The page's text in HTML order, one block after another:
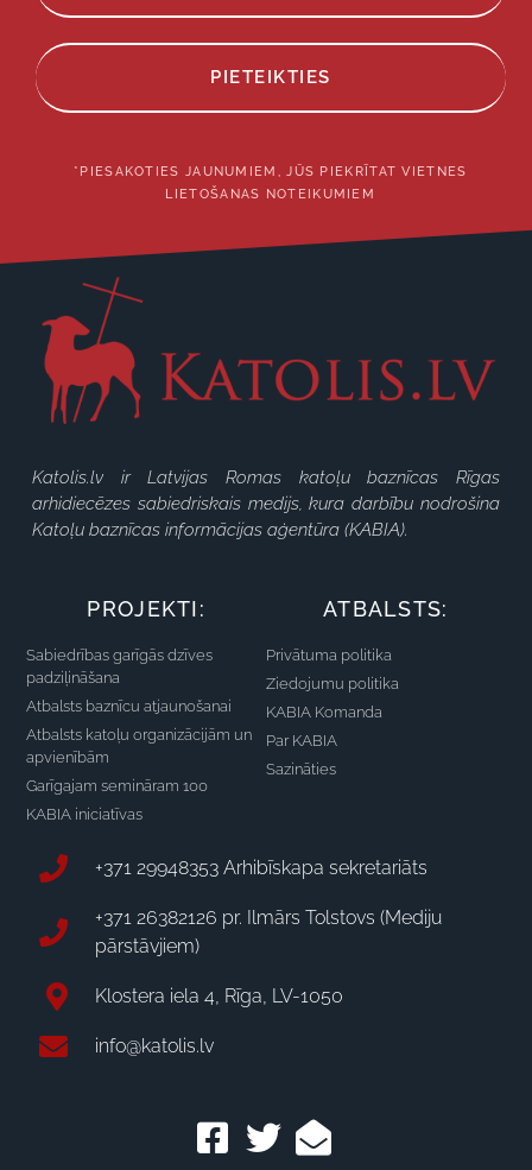
PIETEIKTIES
*PIESAKOTIES JAUNUMIEM, JŪS PIEKRĪTAT VIETNES
LIETOŠANAS NOTEIKUMIEM
Katolis.lv ir Latvijas Romas katoļu baznīcas Rīgas
arhidiecēzes sabiedriskais medijs, kura darbību nodrošina
Katoļu baznīcas informācijas aģentūra (KABIA).
PROJEKTI:
Sabiedrības garīgās dzīves
padziļināšana
Atbalsts baznīcu atjaunošanai
Atbalsts katoļu organizācijām un
apvienībām
Garīgajam semināram 100
KABIA iniciatīvas
ATBALSTS:
Privātuma politika
Ziedojumu politika
KABIA Komanda
Par KABIA
Sazināties
+371 29948353 Arhibīskapa sekretariāts
+371 26382126 pr. Ilmārs Tolstovs (Mediju
pārstāvjiem)
Klostera iela 4, Rīga, LV-1050
info@katolis.lv